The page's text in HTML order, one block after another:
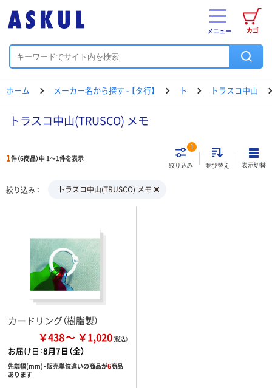
カゴ
メニュー
ホーム メーカー名から探す - 【タ行】 ト トラスコ中山
トラスコ中山(TRUSCO) メモ
1件（6商品）中 1～1件を表示
絞り込み
1
並び替え 表示切替
絞り込み トラスコ中山(TRUSCO) メモ
カードリング（樹脂製）
￥438 ￥1,020
お届け日：8月7日（金）
先端幅(mm)・販売単位違いの商品が6商品
あります